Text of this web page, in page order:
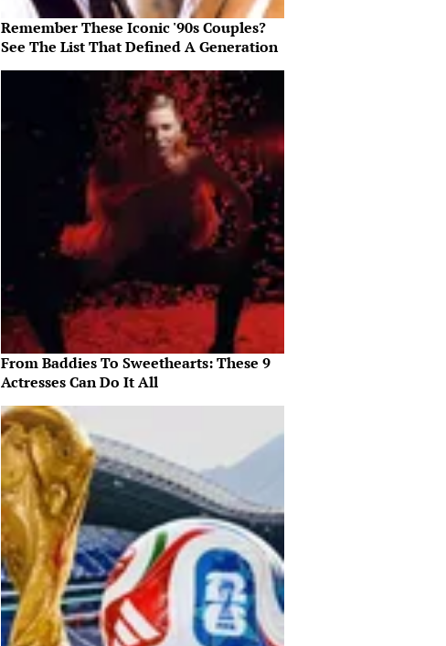
Remember These Iconic '90s Couples?
See The List That Defined A Generation
From Baddies To Sweethearts: These 9
Actresses Can Do It All